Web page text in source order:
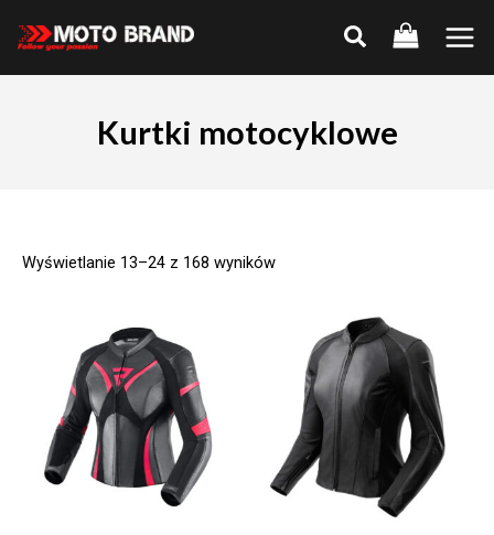
Main
Kurtki motocyklowe
Wyświetlanie 13–24 z 168 wyników